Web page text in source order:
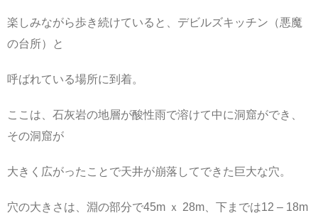
楽しみながら歩き続けていると、デビルズキッチン（悪魔
の台所）と
呼ばれている場所に到着。
ここは、石灰岩の地層が酸性雨で溶けて中に洞窟ができ、
その洞窟が
大きく広がったことで天井が崩落してできた巨大な穴。
穴の大きさは、淵の部分で45m ｘ 28m、下までは12 – 18m